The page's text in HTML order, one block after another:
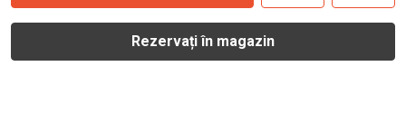
Rezervați în magazin